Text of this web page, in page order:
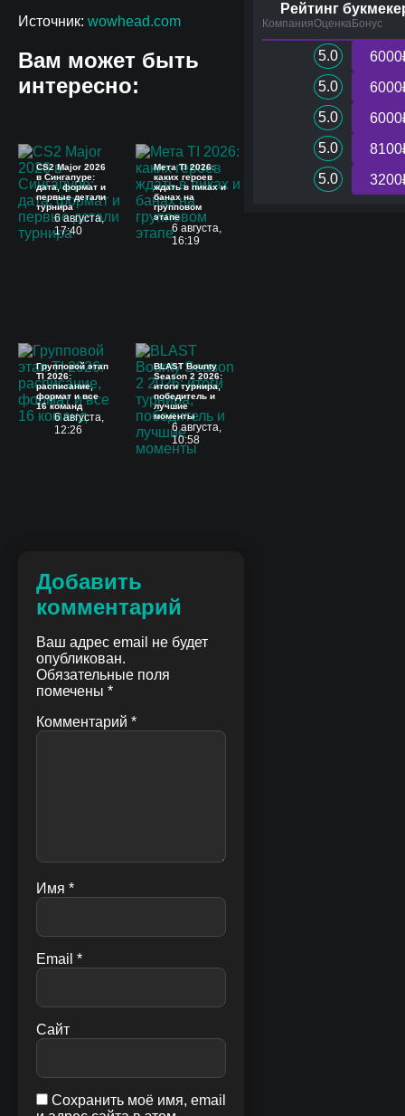
Источник: wowhead.com
Вам может быть
интересно:
CS2 Major 2026
в Сингапуре:
дата, формат и
первые детали
турнира
6 августа,
17:40
Мета TI 2026:
каких героев
ждать в пиках и
банах на
групповом
этапе
6 августа,
16:19
Групповой этап
TI 2026:
расписание,
формат и все
16 команд
6 августа,
12:26
BLAST Bounty
Season 2 2026:
итоги турнира,
победитель и
лучшие
моменты
6 августа,
10:58
Добавить
комментарий
Ваш адрес email не будет
опубликован.
Обязательные поля
помечены *
Комментарий *
Имя *
Email *
Сайт
Сохранить моё имя, email
Рейтинг
КомпанияОценкаБонус
5.0
5.0
5.0
5.0
5.0